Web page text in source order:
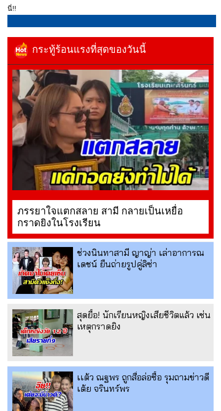
นี่!!
กระทู้ร้อนแรงที่สุดของวันนี้
ภรรยาใจแตกสลาย สามี กลายเป็นเหยื่อ
กราดยิงในโรงเรียน
ช่วงนินทาสามี ญาญ่า เล่าอาการณ
เดชน์ ยืนถ่ายรูปคู่ลิซ่า
สุดยื้อ! นักเรียนหญิงเสียชีวิตแล้ว เซ่น
เหตุกราดยิง
เเต้ว ณฐพร ถูกสื่อล่อซื้อ รุมถามข่าวดี
เต้ย จรินทร์พร